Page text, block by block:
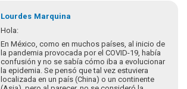
Lourdes Marquina
Hola:
En México, como en muchos países, al inicio de
la pandemia provocada por el COVID-19, había
confusión y no se sabía cómo iba a evolucionar
la epidemia. Se pensó que tal vez estuviera
localizada en un país (China) o un continente